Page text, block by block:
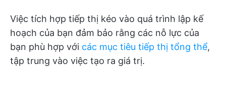
Việc tích hợp tiếp thị kéo vào quá trình lập kế
hoạch của bạn đảm bảo rằng các nỗ lực của
bạn phù hợp với các mục tiêu tiếp thị tổng thể,
tập trung vào việc tạo ra giá trị.